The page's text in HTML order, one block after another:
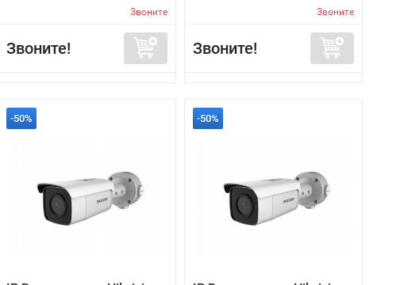
Звоните
Звоните!
Звоните
Звоните!
-50% -50%